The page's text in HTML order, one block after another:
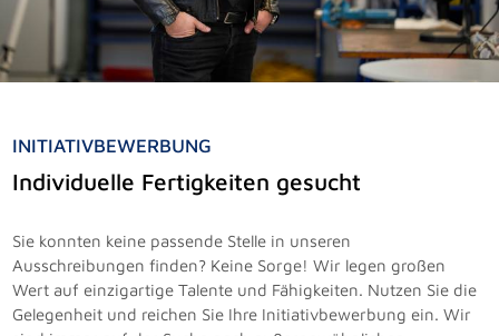
INITIATIVBEWERBUNG
Individuelle Fertigkeiten gesucht
Sie konnten keine passende Stelle in unseren
Ausschreibungen finden? Keine Sorge! Wir legen großen
Wert auf einzigartige Talente und Fähigkeiten. Nutzen Sie die
Gelegenheit und reichen Sie Ihre Initiativbewerbung ein. Wir